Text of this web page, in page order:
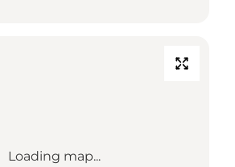
Loading map...